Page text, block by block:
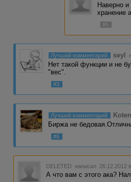
Наверно и
хранение
#5
Лучший комментарий seyl
Нет такой функции и не
"вес".
#3
Лучший комментарий
Биржа не
#6
DELETED написал 26.12.2012
А что вам с этого ака?